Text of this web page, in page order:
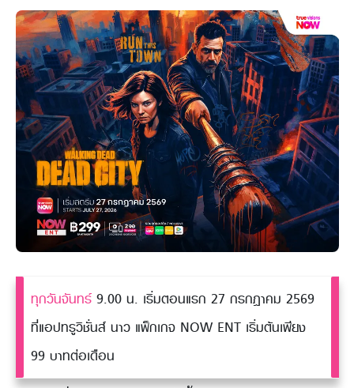
ทุกวันจันทร์ 9.00 น. เริ่มตอนแรก 27 กรกฎาคม 2569
ที่แอปทรูวิชั่นส์ นาว แพ็กเกจ NOW ENT เริ่มต้นเพียง
99 บาทต่อเดือน